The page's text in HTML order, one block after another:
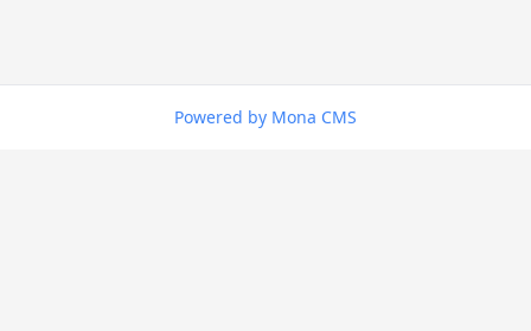
Powered by Mona CMS